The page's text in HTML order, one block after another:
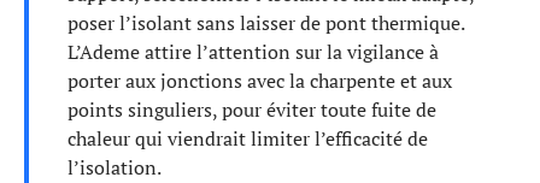
poser l’isolant sans laisser de pont thermique.
L’Ademe attire l’attention sur la vigilance à
porter aux jonctions avec la charpente et aux
points singuliers, pour éviter toute fuite de
chaleur qui viendrait limiter l’efficacité de
l’isolation.